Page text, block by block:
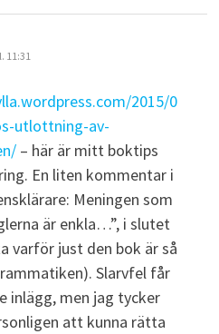
11:31
2015/0
utlottning-av-
– här är mitt boktips
En liten kommentar i
Meningen som
är enkla…”, i slutet
varför just den bok är så
Slarvfel får
inlägg, men jag tycker
att kunna rätta